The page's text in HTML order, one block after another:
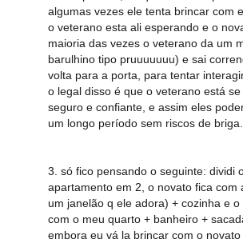
algumas vezes ele tenta brincar com
o veterano esta ali esperando e o
maioria das vezes o veterano da um
barulhino tipo pruuuuuuu) e sai
volta para a porta, para tentar
o legal disso é que o veterano está
seguro e confiante, e assim eles
um longo período sem riscos de briga.
3. só fico pensando o seguinte: dividi
apartamento em 2, o novato fica com
um janelão q ele adora) + cozinha e o
com o meu quarto + banheiro +
embora eu vá la brincar com o